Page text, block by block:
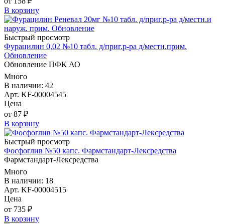
В корзину
Быстрый просмотр
Фурацилин 0,02 №10 табл. д/приг.р-ра д/местн.прим.
Обновление
Обновление ПФК АО
Много
В наличии: 42
Арт. KF-00004545
Цена
от 87 ₽
В корзину
Быстрый просмотр
Фосфоглив №50 капс. Фармстандарт-Лексредства
Фармстандарт-Лексредства
Много
В наличии: 18
Арт. KF-00004515
Цена
от 735 ₽
В корзину